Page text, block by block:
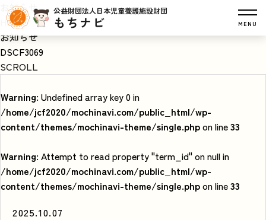
公益財団法人日本児童養護施設財団
もちナビ MENU
お知らせ
HOME
お知らせ
DSCF3069
SCROLL
Warning: Undefined array key 0 in
/home/jcf2020/mochinavi.com/public_html/wp-
content/themes/mochinavi-theme/single.phpon line33
Warning: Attempt to read property "term_id" on null in
/home/jcf2020/mochinavi.com/public_html/wp-
content/themes/mochinavi-theme/single.phpon line33
2025.10.07